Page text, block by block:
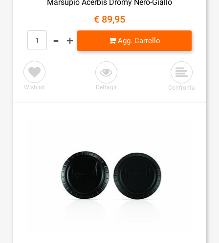
Marsupio Acerbis Dromy Nero-Giallo
€ 89,95
Quantità
Agg. Carrello
Wishlist Dettagli Confronta